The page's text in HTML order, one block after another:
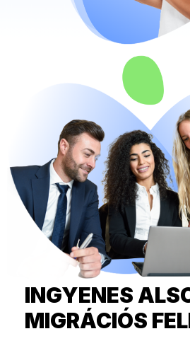
INGYENES
MIGRÁCIÓS